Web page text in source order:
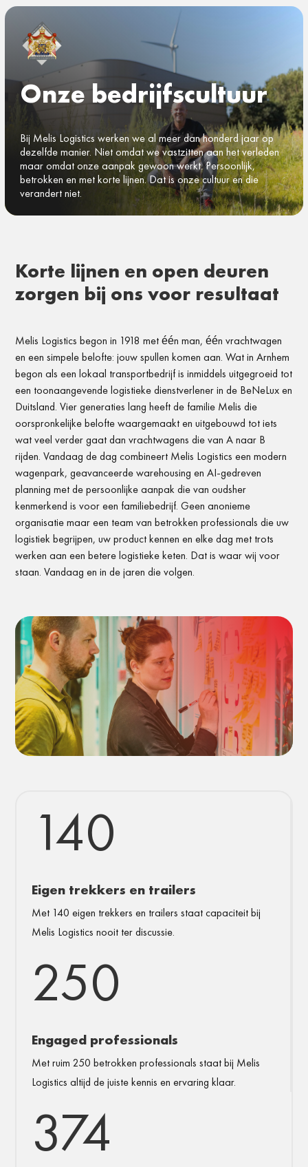
Onze bedrijfscultuur
Bij Melis Logistics werken we al meer dan honderd jaar op
dezelfde manier. Niet omdat we vastzitten aan het verleden
maar omdat onze aanpak gewoon werkt. Persoonlijk,
betrokken en met korte lijnen. Dat is onze cultuur en die
verandert niet.
Korte lijnen en open deuren
zorgen bij ons voor resultaat
Melis Logistics begon in 1918 met één man, één vrachtwagen
en een simpele belofte: jouw spullen komen aan. Wat in Arnhem
begon als een lokaal transportbedrijf is inmiddels uitgegroeid tot
een toonaangevende logistieke dienstverlener in de BeNeLux en
Duitsland. Vier generaties lang heeft de familie Melis die
oorspronkelijke belofte waargemaakt en uitgebouwd tot iets
wat veel verder gaat dan vrachtwagens die van A naar B
rijden. Vandaag de dag combineert Melis Logistics een modern
wagenpark, geavanceerde warehousing en AI-gedreven
planning met de persoonlijke aanpak die van oudsher
kenmerkend is voor een familiebedrijf. Geen anonieme
organisatie maar een team van betrokken professionals die uw
logistiek begrijpen, uw product kennen en elke dag met trots
werken aan een betere logistieke keten. Dat is waar wij voor
staan. Vandaag en in de jaren die volgen.
140
Eigen trekkers en trailers
Met 140 eigen trekkers en trailers staat capaciteit bij
Melis Logistics nooit ter discussie.
250
Engaged professionals
Met ruim 250 betrokken professionals staat bij Melis
Logistics altijd de juiste kennis en ervaring klaar.
374